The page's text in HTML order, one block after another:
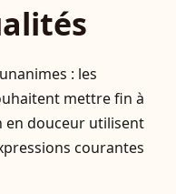
: les
mettre fin à
en douceur utilisent
courantes